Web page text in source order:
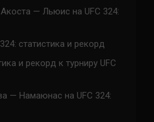
— Льюис на UFC 324:
статистика и рекорд
и рекорд к турниру UFC
— Намаюнас на UFC 324: